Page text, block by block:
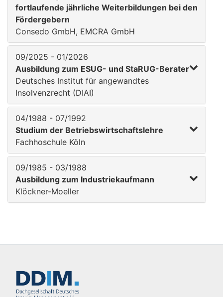
fortlaufende jährliche Weiterbildungen bei den
Fördergebern
Consedo GmbH, EMCRA GmbH
09/2025 - 01/2026
Ausbildung zum ESUG- und StaRUG-Berater
Deutsches Institut für angewandtes
Insolvenzrecht (DIAI)
04/1988 - 07/1992
Studium der Betriebswirtschaftslehre
Fachhoschule Köln
09/1985 - 03/1988
Ausbildung zum Industriekaufmann
Klöckner-Moeller